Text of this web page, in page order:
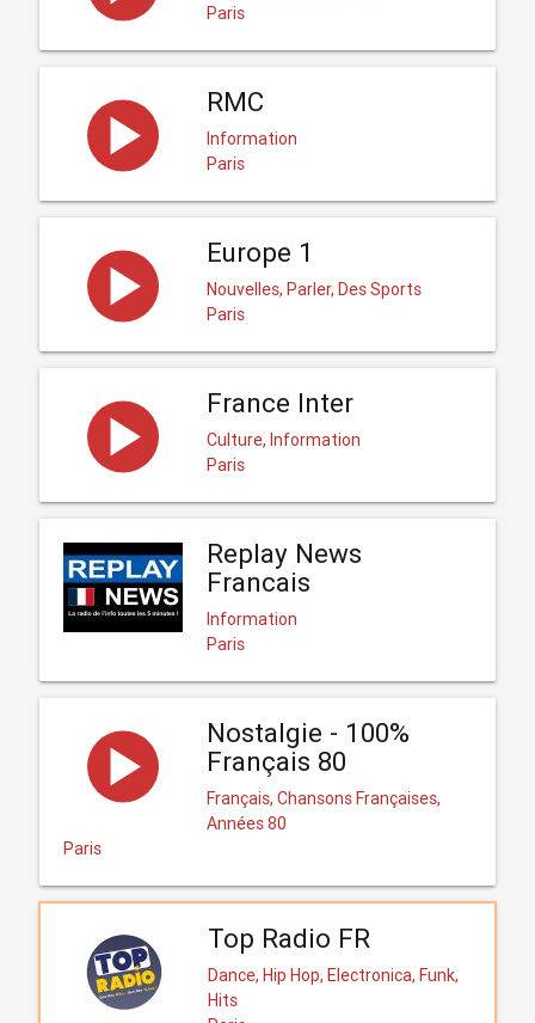
Paris
RMC
Information
Paris
Europe 1
Nouvelles, Parler, Des Sports
Paris
France Inter
Culture, Information
Paris
Replay News
Francais
Information
Paris
Nostalgie - 100%
Français 80
Français, Chansons Françaises,
Années 80
Paris
Top Radio FR
Dance, Hip Hop, Electronica, Funk,
Hits